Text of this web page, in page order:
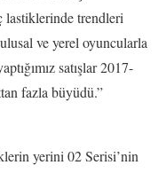
lastiklerinde trendleri
ve yerel oyuncularla
satışlar 2017-
fazla büyüdü.”
yerini 02 Serisi’nin